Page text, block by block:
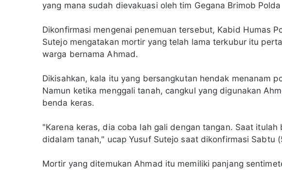
yang mana sudah dievakuasi oleh tim Gegana Brimob
Dikonfirmasi mengenai penemuan tersebut, Kabid Humas
Sutejo mengatakan mortir yang telah lama terkubur itu
warga bernama Ahmad.
Dikisahkan, kala itu yang bersangkutan hendak menanam
Namun ketika menggali tanah, cangkul yang digunakan
benda keras.
"Karena keras, dia coba lah gali dengan tangan. Saat
didalam tanah," ucap Yusuf Sutejo saat dikonfirmasi Sabtu
Mortir yang ditemukan Ahmad itu memiliki panjang